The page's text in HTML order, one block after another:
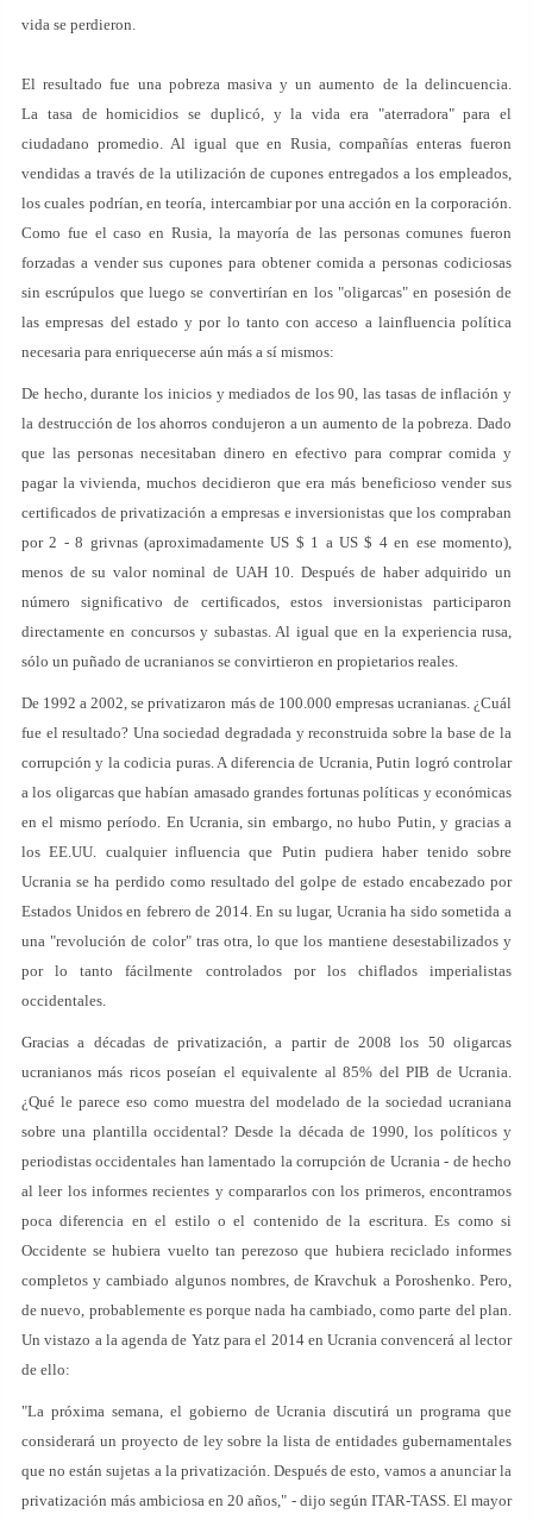
vida se perdieron.
El resultado fue una pobreza masiva y un aumento de la delincuencia.
La tasa de homicidios se duplicó, y la vida era "aterradora" para el
ciudadano promedio. Al igual que en Rusia, compañías enteras fueron
vendidas a través de la utilización de cupones entregados a los empleados,
los cuales podrían, en teoría, intercambiar por una acción en la corporación.
Como fue el caso en Rusia, la mayoría de las personas comunes fueron
forzadas a vender sus cupones para obtener comida a personas codiciosas
sin escrúpulos que luego se convertirían en los "oligarcas" en posesión de
las empresas del estado y por lo tanto con acceso a lainfluencia política
necesaria para enriquecerse aún más a sí mismos:
De hecho, durante los inicios y mediados de los 90, las tasas de inflación y
la destrucción de los ahorros condujeron a un aumento de la pobreza. Dado
que las personas necesitaban dinero en efectivo para comprar comida y
pagar la vivienda, muchos decidieron que era más beneficioso vender sus
certificados de privatización a empresas e inversionistas que los compraban
por 2 - 8 grivnas (aproximadamente US $ 1 a US $ 4 en ese momento),
menos de su valor nominal de UAH 10. Después de haber adquirido un
número significativo de certificados, estos inversionistas participaron
directamente en concursos y subastas. Al igual que en la experiencia rusa,
sólo un puñado de ucranianos se convirtieron en propietarios reales.
De 1992 a 2002, se privatizaron más de 100.000 empresas ucranianas. ¿Cuál
fue el resultado? Una sociedad degradada y reconstruida sobre la base de la
corrupción y la codicia puras. A diferencia de Ucrania, Putin logró controlar
a los oligarcas que habían amasado grandes fortunas políticas y económicas
en el mismo período. En Ucrania, sin embargo, no hubo Putin, y gracias a
los EE.UU. cualquier influencia que Putin pudiera haber tenido sobre
Ucrania se ha perdido como resultado del golpe de estado encabezado por
Estados Unidos en febrero de 2014. En su lugar, Ucrania ha sido sometida a
una "revolución de color" tras otra, lo que los mantiene desestabilizados y
por lo tanto fácilmente controlados por los chiflados imperialistas
occidentales.
Gracias a décadas de privatización, a partir de 2008 los 50 oligarcas
ucranianos más ricos poseían el equivalente al 85% del PIB de Ucrania.
¿Qué le parece eso como muestra del modelado de la sociedad ucraniana
sobre una plantilla occidental? Desde la década de 1990, los políticos y
periodistas occidentales han lamentado la corrupción de Ucrania - de hecho
al leer los informes recientes y compararlos con los primeros, encontramos
poca diferencia en el estilo o el contenido de la escritura. Es como si
Occidente se hubiera vuelto tan perezoso que hubiera reciclado informes
completos y cambiado algunos nombres, de Kravchuk a Poroshenko. Pero,
de nuevo, probablemente es porque nada ha cambiado, como parte del plan.
Un vistazo a la agenda de Yatz para el 2014 en Ucrania convencerá al lector
de ello:
"La próxima semana, el gobierno de Ucrania discutirá un programa que
considerará un proyecto de ley sobre la lista de entidades gubernamentales
que no están sujetas a la privatización. Después de esto, vamos a anunciar la
privatización más ambiciosa en 20 años," - dijo según ITAR-TASS. El mayor